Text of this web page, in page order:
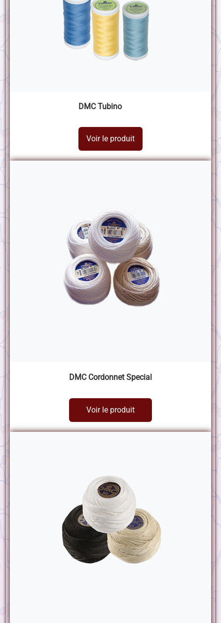
DMC Tubino
Voir le produit
DMC Cordonnet Special
Voir le produit